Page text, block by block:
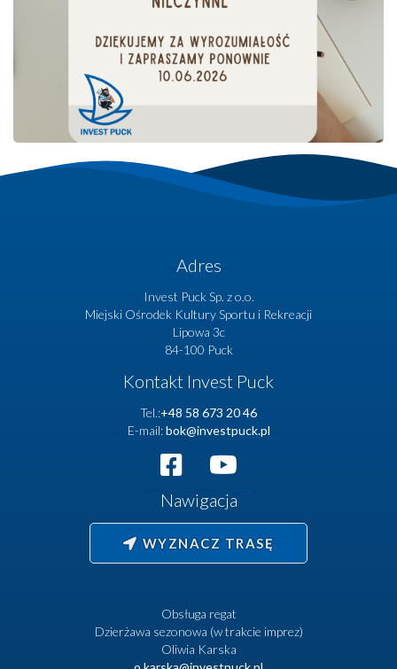
Adres
Invest Puck Sp. z o.o.
Miejski Ośrodek Kultury Sportu i Rekreacji
Lipowa 3c
84-100 Puck
Kontakt Invest Puck
Tel.:+48 58 673 20 46
E-mail:bok@investpuck.pl
Nawigacja
WYZNACZ TRASĘ
Obsługa regat
Dzierżawa sezonowa (w trakcie imprez)
Oliwia Karska